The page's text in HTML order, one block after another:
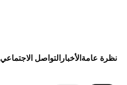
نظرة عامةالأخبار التواصل الاجتماعي